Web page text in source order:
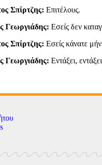
Σπίρτζης: Επιτέλους.
Γεωργιάδης: Εσείς δεν
Σπίρτζης: Εσείς κάνατε
Γεωργιάδης: Εντάξει,